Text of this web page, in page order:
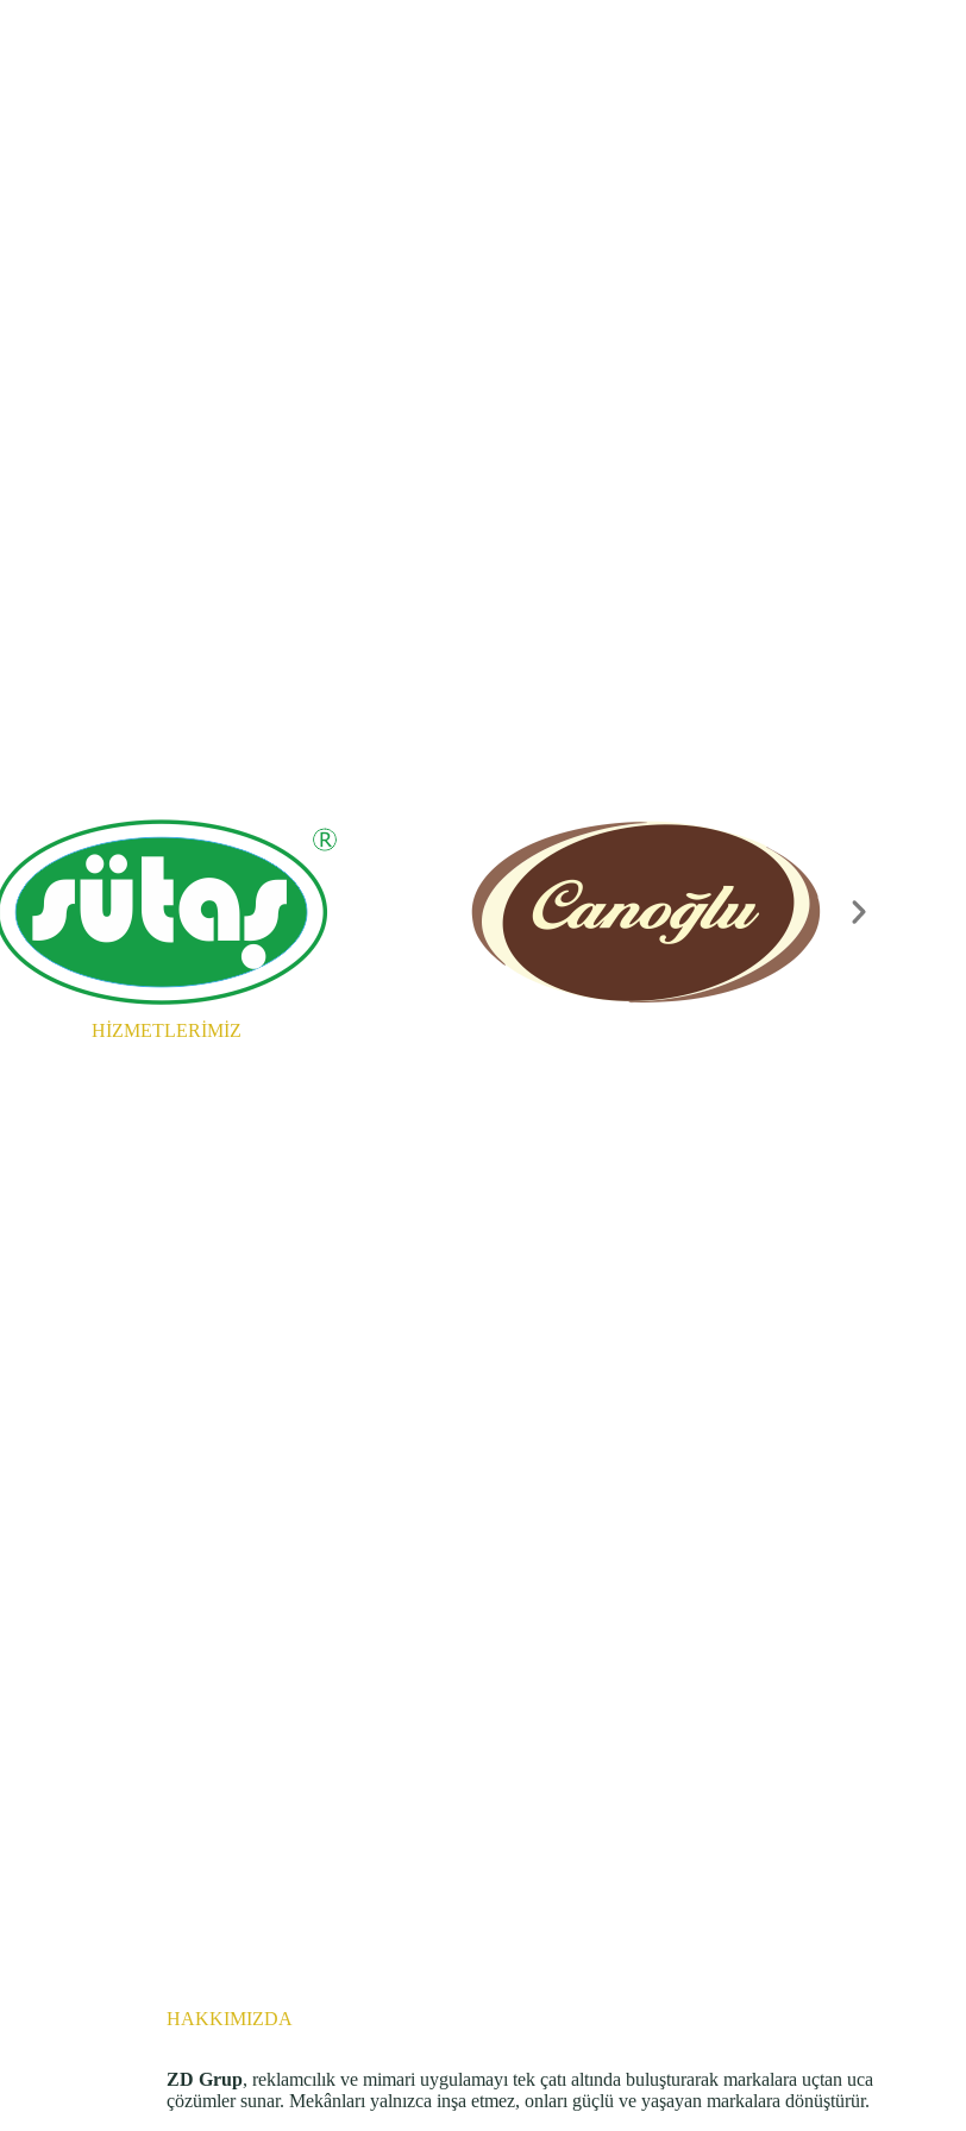
HİZMETLERİMİZ
HAKKIMIZDA
ZD Grup, reklamcılık ve mimari uygulamayı tek çatı altında buluşturarak markalara uçtan uca
çözümler sunar. Mekânları yalnızca inşa etmez, onları güçlü ve yaşayan markalara dönüştürür.